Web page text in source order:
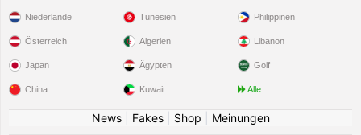
Niederlande
Österreich
Japan
China
Tunesien
Algerien
Ägypten
Kuwait
Philippinen
Libanon
Golf
Alle
News| Fakes| Shop
Meinungen